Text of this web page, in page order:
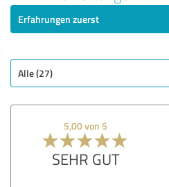
5,00 von 5
Qualität
Nutzen
Umsetzung
Erfahrungen zuerst
Alle (27)
5,00 von 5
SEHR GUT